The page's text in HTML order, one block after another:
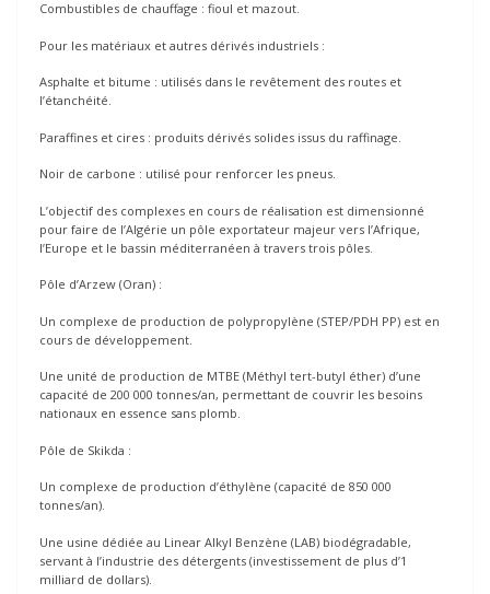
Combustibles de chauffage : fioul et mazout.
Pour les matériaux et autres dérivés industriels :
Asphalte et bitume : utilisés dans le revêtement des routes et
l’étanchéité.
Paraffines et cires : produits dérivés solides issus du raffinage.
Noir de carbone : utilisé pour renforcer les pneus.
L’objectif des complexes en cours de réalisation est dimensionné
pour faire de l’Algérie un pôle exportateur majeur vers l’Afrique,
l’Europe et le bassin méditerranéen à travers trois pôles.
Pôle d’Arzew (Oran) :
Un complexe de production de polypropylène (STEP/PDH PP) est en
cours de développement.
Une unité de production de MTBE (Méthyl tert-butyl éther) d’une
capacité de 200 000 tonnes/an, permettant de couvrir les besoins
nationaux en essence sans plomb.
Pôle de Skikda :
Un complexe de production d’éthylène (capacité de 850 000
tonnes/an).
Une usine dédiée au Linear Alkyl Benzène (LAB) biodégradable,
servant à l’industrie des détergents (investissement de plus d’1
milliard de dollars).